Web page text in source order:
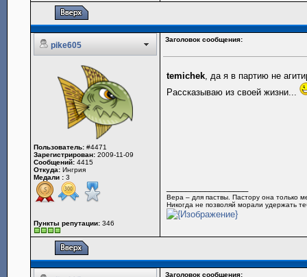
pike605
Заголовок сообщения:
Пользователь: #4471
Зарегистрирован: 2009-11-09
Сообщений: 4415
Откуда: Ингрия
Медали : 3
Пункты репутации: 346
temichek, да я в партию не
Рассказываю из своей жизни...
Вера – для паствы. Пастору она только
Никогда не позволяй морали удержать
Заголовок сообщения: